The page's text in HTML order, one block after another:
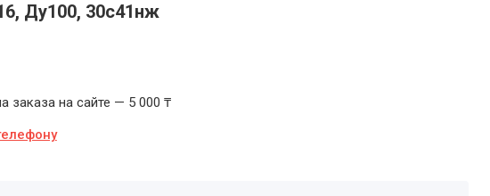
Ду100, 30с41нж
заказа на сайте — 5 000 ₸